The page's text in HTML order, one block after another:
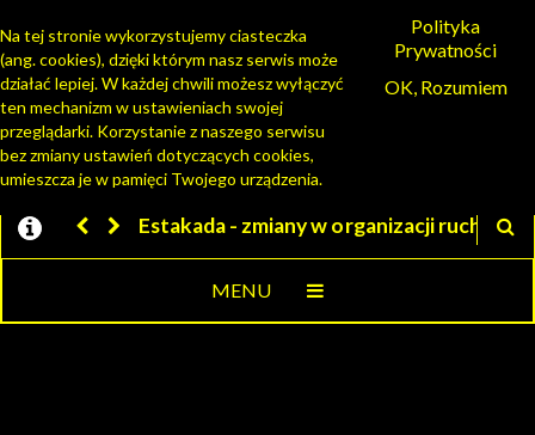
PORTAL MIESZKAŃCA
organizacji ruchuJesteśmy w EZD
MENU
Polityka
Prywatności
OK, Rozumiem
Na tej stronie wykorzystujemy ciasteczka
(ang. cookies), dzięki którym nasz serwis może
działać lepiej. W każdej chwili możesz wyłączyć
ten mechanizm w ustawieniach swojej
przeglądarki. Korzystanie z naszego serwisu
bez zmiany ustawień dotyczących cookies,
umieszcza je w pamięci Twojego urządzenia.